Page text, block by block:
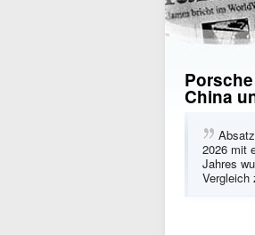
China
2026 mit
Jahres
Vergleich